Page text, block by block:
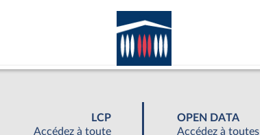
LCP
Accédez à toute
OPEN DATA
Accédez à toutes